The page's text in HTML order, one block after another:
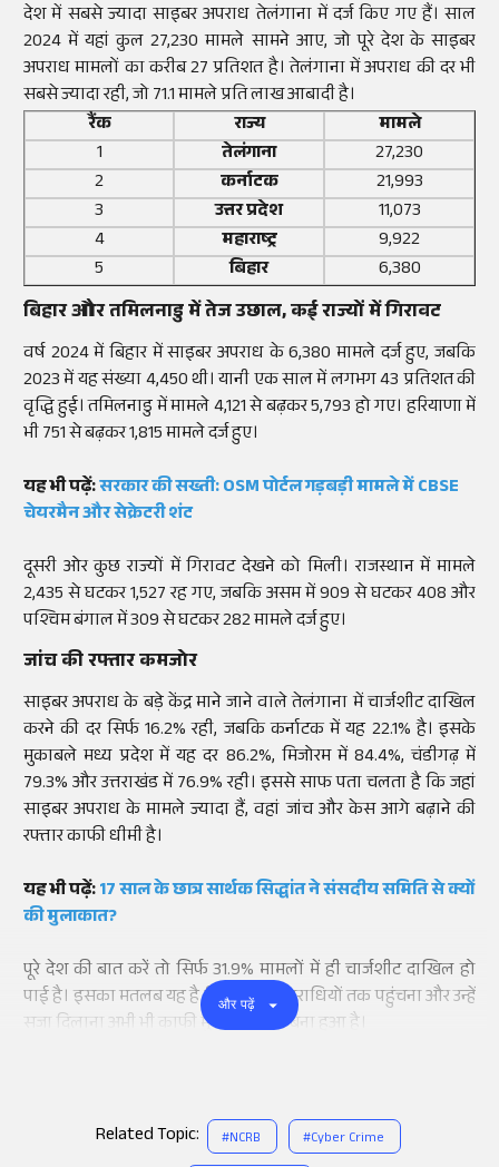
देश में सबसे ज्यादा साइबर अपराध तेलंगाना में दर्ज किए गए हैं। साल
2024 में यहां कुल 27,230 मामले सामने आए, जो पूरे देश के साइबर
अपराध मामलों का करीब 27 प्रतिशत है। तेलंगाना में अपराध की दर भी
सबसे ज्यादा रही, जो 71.1 मामले प्रति लाख आबादी है।
रैंक
राज्य
मामले
1
तेलंगाना
27,230
2
कर्नाटक
21,993
3
उत्तर प्रदेश
11,073
4
महाराष्ट्र
9,922
5
बिहार 6,380
बिहार और तमिलनाडु में तेज उछाल, कई राज्यों में गिरावट
वर्ष 2024 में बिहार में साइबर अपराध के 6,380 मामले दर्ज हुए, जबकि
2023 में यह संख्या 4,450 थी। यानी एक साल में लगभग 43 प्रतिशत की
वृद्धि हुई। तमिलनाडु में मामले 4,121 से बढ़कर 5,793 हो गए। हरियाणा में
भी 751 से बढ़कर 1,815 मामले दर्ज हुए।
यह भी पढ़ें:सरकार की सख्ती: OSM पोर्टल गड़बड़ी मामले में CBSE
चेयरमैन और सेक्रेटरी शंट
दूसरी ओर कुछ राज्यों में गिरावट देखने को मिली। राजस्थान में मामले
2,435 से घटकर 1,527 रह गए, जबकि असम में 909 से घटकर 408 और
पश्चिम बंगाल में 309 से घटकर 282 मामले दर्ज हुए।
जांच की रफ्तार कमजोर
साइबर अपराध के बड़े केंद्र माने जाने वाले तेलंगाना में चार्जशीट दाखिल
करने की दर सिर्फ 16.2% रही, जबकि कर्नाटक में यह 22.1% है। इसके
मुकाबले मध्य प्रदेश में यह दर 86.2%, मिजोरम में 84.4%, चंडीगढ़ में
79.3% और उत्तराखंड में 76.9% रही। इससे साफ पता चलता है कि जहां
साइबर अपराध के मामले ज्यादा हैं, वहां जांच और केस आगे बढ़ाने की
रफ्तार काफी धीमी है।
यह भी पढ़ें:17 साल के छात्र सार्थक सिद्धांत ने संसदीय समिति से क्यों
की मुलाकात?
पूरे देश की बात करें तो सिर्फ 31.9% मामलों में ही चार्जशीट दाखिल हो
पाई है। इसका मतलब यह है कि साइबर अपराधियों तक पहुंचना और उन्हें
सजा दिलाना अभी भी काफी मुश्किल काम बना हुआ है।
और पढ़ें
Related Topic: #NCRB #Cyber Crime